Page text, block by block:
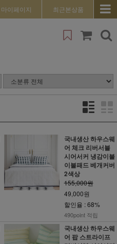
마이페이지 최근본상품
국내생산 하우스웨
어 체크 리버서블
시어서커 냉감이불
이불패드 베개커버
2색상
155,000원
49,000원
할인율 : 68%
490point 적립
국내생산 하우스웨
어 팝 스트라이프